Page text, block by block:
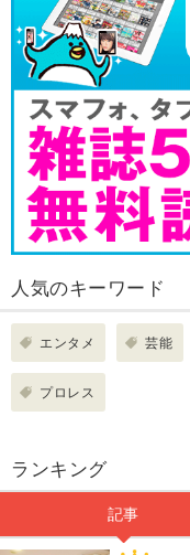
人気のキーワード
エンタメ 芸能
プロレス
ランキング
記事